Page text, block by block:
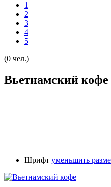
1
2
3
4
5
(0 чел.)
Вьетнамский кофе
Шрифт уменьшить